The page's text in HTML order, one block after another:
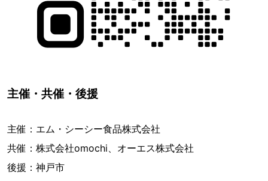
主催・共催・後援
主催：エム・シーシー食品株式会社
共催：株式会社omochi、オーエス株式会社
後援：神戸市